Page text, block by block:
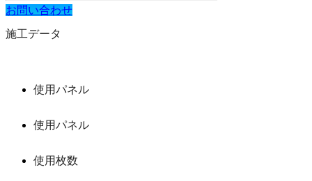
お問い合わせ
施工データ
使用パネル
使用パネル
使用枚数